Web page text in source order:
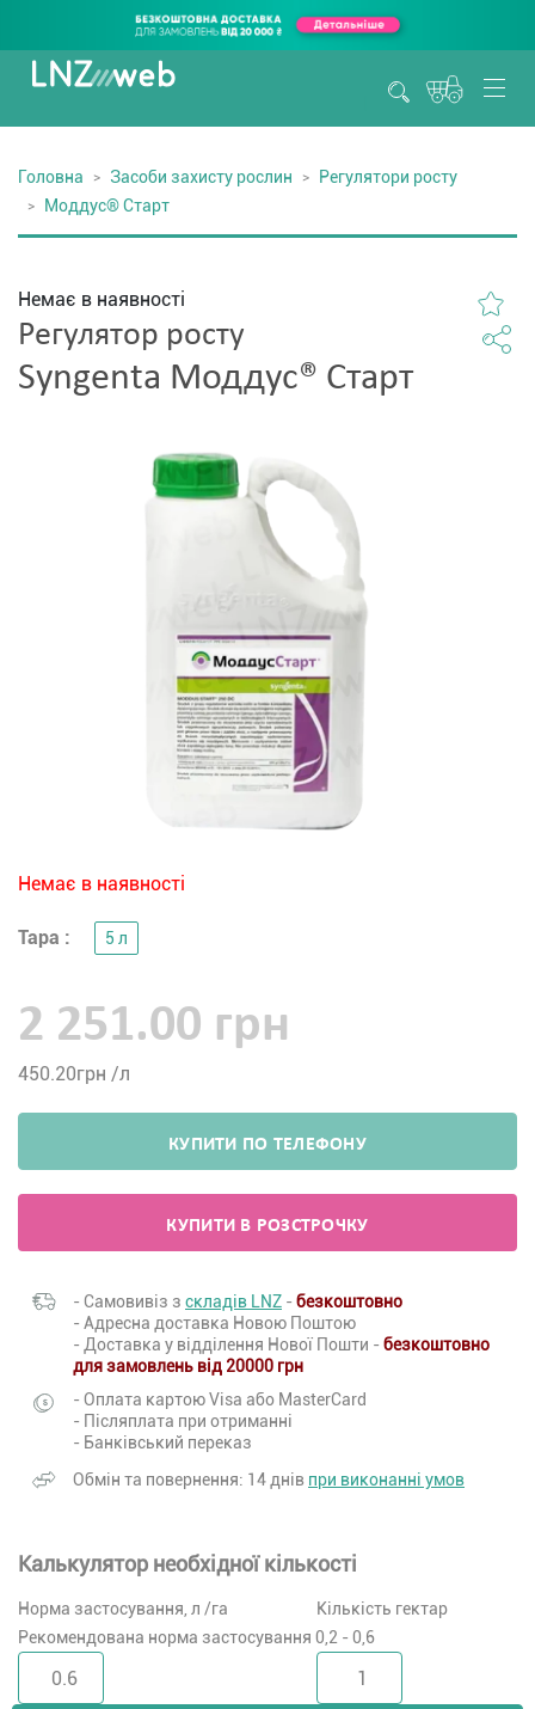
Головна Засоби захисту рослин
Регулятори росту
Моддус® Старт
Немає в наявності
Регулятор росту
Syngenta Моддус® Старт
Немає в наявності
Тара : 5 л
2 251.00 грн
450.20грн /л
КУПИТИ ПО ТЕЛЕФОНУ
КУПИТИ В РОЗСТРОЧКУ
- Самовивіз з складів LNZ - безкоштовно
- Адресна доставка Новою Поштою
- Доставка у відділення Нової Пошти - безкоштовно
для замовлень від 20000 грн
- Оплата картою Visa або MasterCard
- Післяплата при отриманні
- Банківський переказ
Обмін та повернення: 14 днів при виконанні умов
Калькулятор необхідної кількості
Норма застосування, л /га
Кількість гектар
Рекомендована норма застосування 0,2 - 0,6